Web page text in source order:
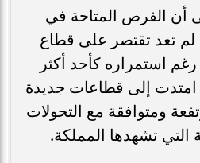
أن الفرص المتاحة في
لم تعد تقتصر على قطاع
استمراره كأحد أكثر
امتدت إلى قطاعات جديدة
ومتوافقة مع التحولات
التي تشهدها المملكة.